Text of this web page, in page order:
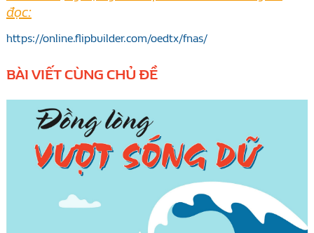
đọc:
https://online.flipbuilder.com/oedtx/fnas/
BÀI VIẾT CÙNG CHỦ ĐỀ